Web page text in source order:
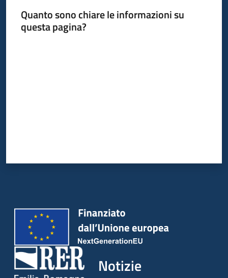
Quanto sono chiare le informazioni su
questa pagina?
Notizie